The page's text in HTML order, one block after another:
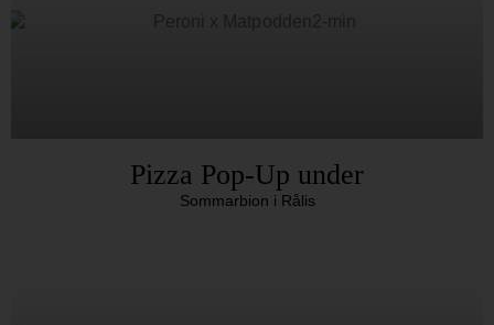
Pizza Pop-Up under
Sommarbion i Rålis